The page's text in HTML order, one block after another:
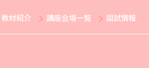
教材紹介 講座会場一覧 国試情報